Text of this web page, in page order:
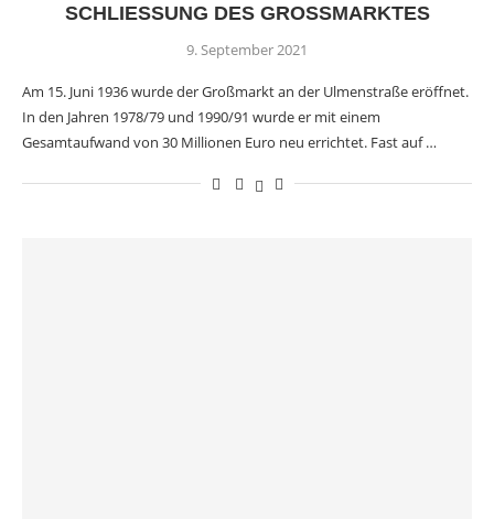
SCHLIESSUNG DES GROSSMARKTES
9. September 2021
Am 15. Juni 1936 wurde der Großmarkt an der Ulmenstraße eröffnet.
In den Jahren 1978/79 und 1990/91 wurde er mit einem
Gesamtaufwand von 30 Millionen Euro neu errichtet. Fast auf …